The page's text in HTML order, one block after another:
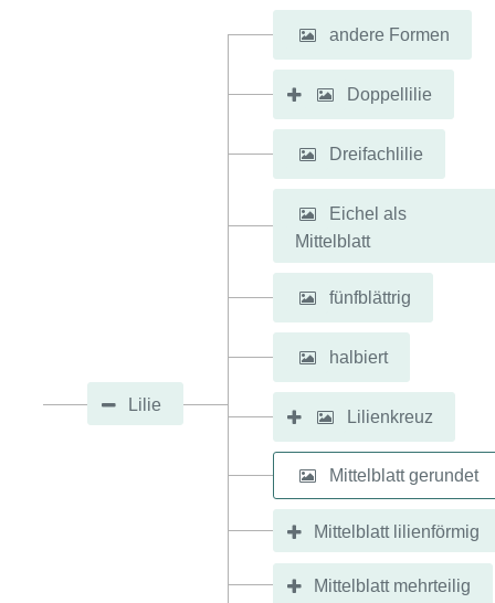
Lilie
andere Formen
Doppellilie
Dreifachlilie
Eichel als
Mittelblatt
fünfblättrig
halbiert
Lilienkreuz
Mittelblatt gerundet
Mittelblatt lilienförmig
Mittelblatt mehrteilig